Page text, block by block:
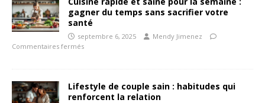
gagner du temps sans sacrifier votre
santé
septembre 6, 2025
Mendy Jimenez
Commentaires fermés
Lifestyle de couple sain : habitudes qui
renforcent la relation